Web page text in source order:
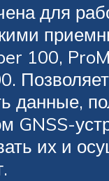
для
100,
Позволяет
данные,
GNSS-
их и